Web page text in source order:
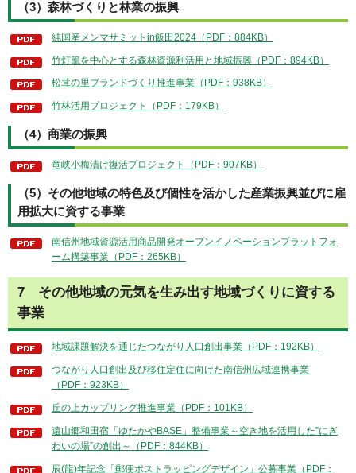
（3）森林づくりと林業の振興
純国産メンマサミットin飯田2024（PDF：884KB）
竹灯籠を中心とする森林資源利活用と地域振興（PDF：894KB）
松茸の里ブランドづくり推進事業（PDF：938KB）
竹林活用プロジェクト（PDF：179KB）
（4）商業の振興
竜峡小梅漬け復活プロジェクト（PDF：907KB）
（5）その他地域の特色及び個性を活かした産業振興並びに雇
用拡大に資する事業
南信州地域資源活用商品開発オープンイノベーションプラットフォ
ーム構築事業（PDF：265KB）
7 その他地域の元気を生み出す地域づくりに資する
事業
地域課題解決を通じたつながり人口創出事業（PDF：192KB）
つながり人口創出及び移住定住に向けた南信州広域連携事業
（PDF：923KB）
丘の上カップリング推進事業（PDF：101KB）
遠山郷和田宿「ゆたかやBASE」整備事業～空き地を活用した”にぎ
わいの場”の創出～（PDF：844KB）
辰(龍)年記念「郵便ポストラッピングデザイン」公募事業（PDF：